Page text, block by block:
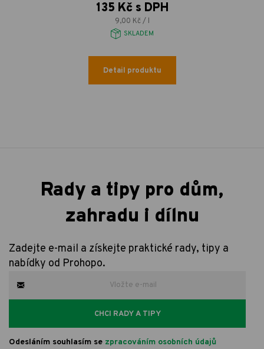
135 Kč s DPH
9,00 Kč / l
SKLADEM
Detail produktu
Rady a tipy pro dům,
zahradu i dílnu
Zadejte e-mail a získejte praktické rady, tipy a
nabídky od Prohopo.
CHCI RADY A TIPY
Odesláním souhlasím se zpracováním osobních údajů